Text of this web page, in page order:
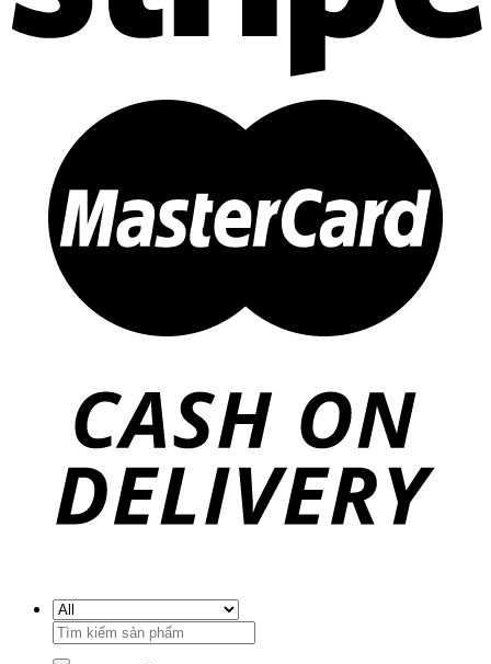
Search
for: